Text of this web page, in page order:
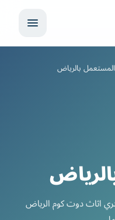
بالرياض
اثاث دوت كوم الرياض